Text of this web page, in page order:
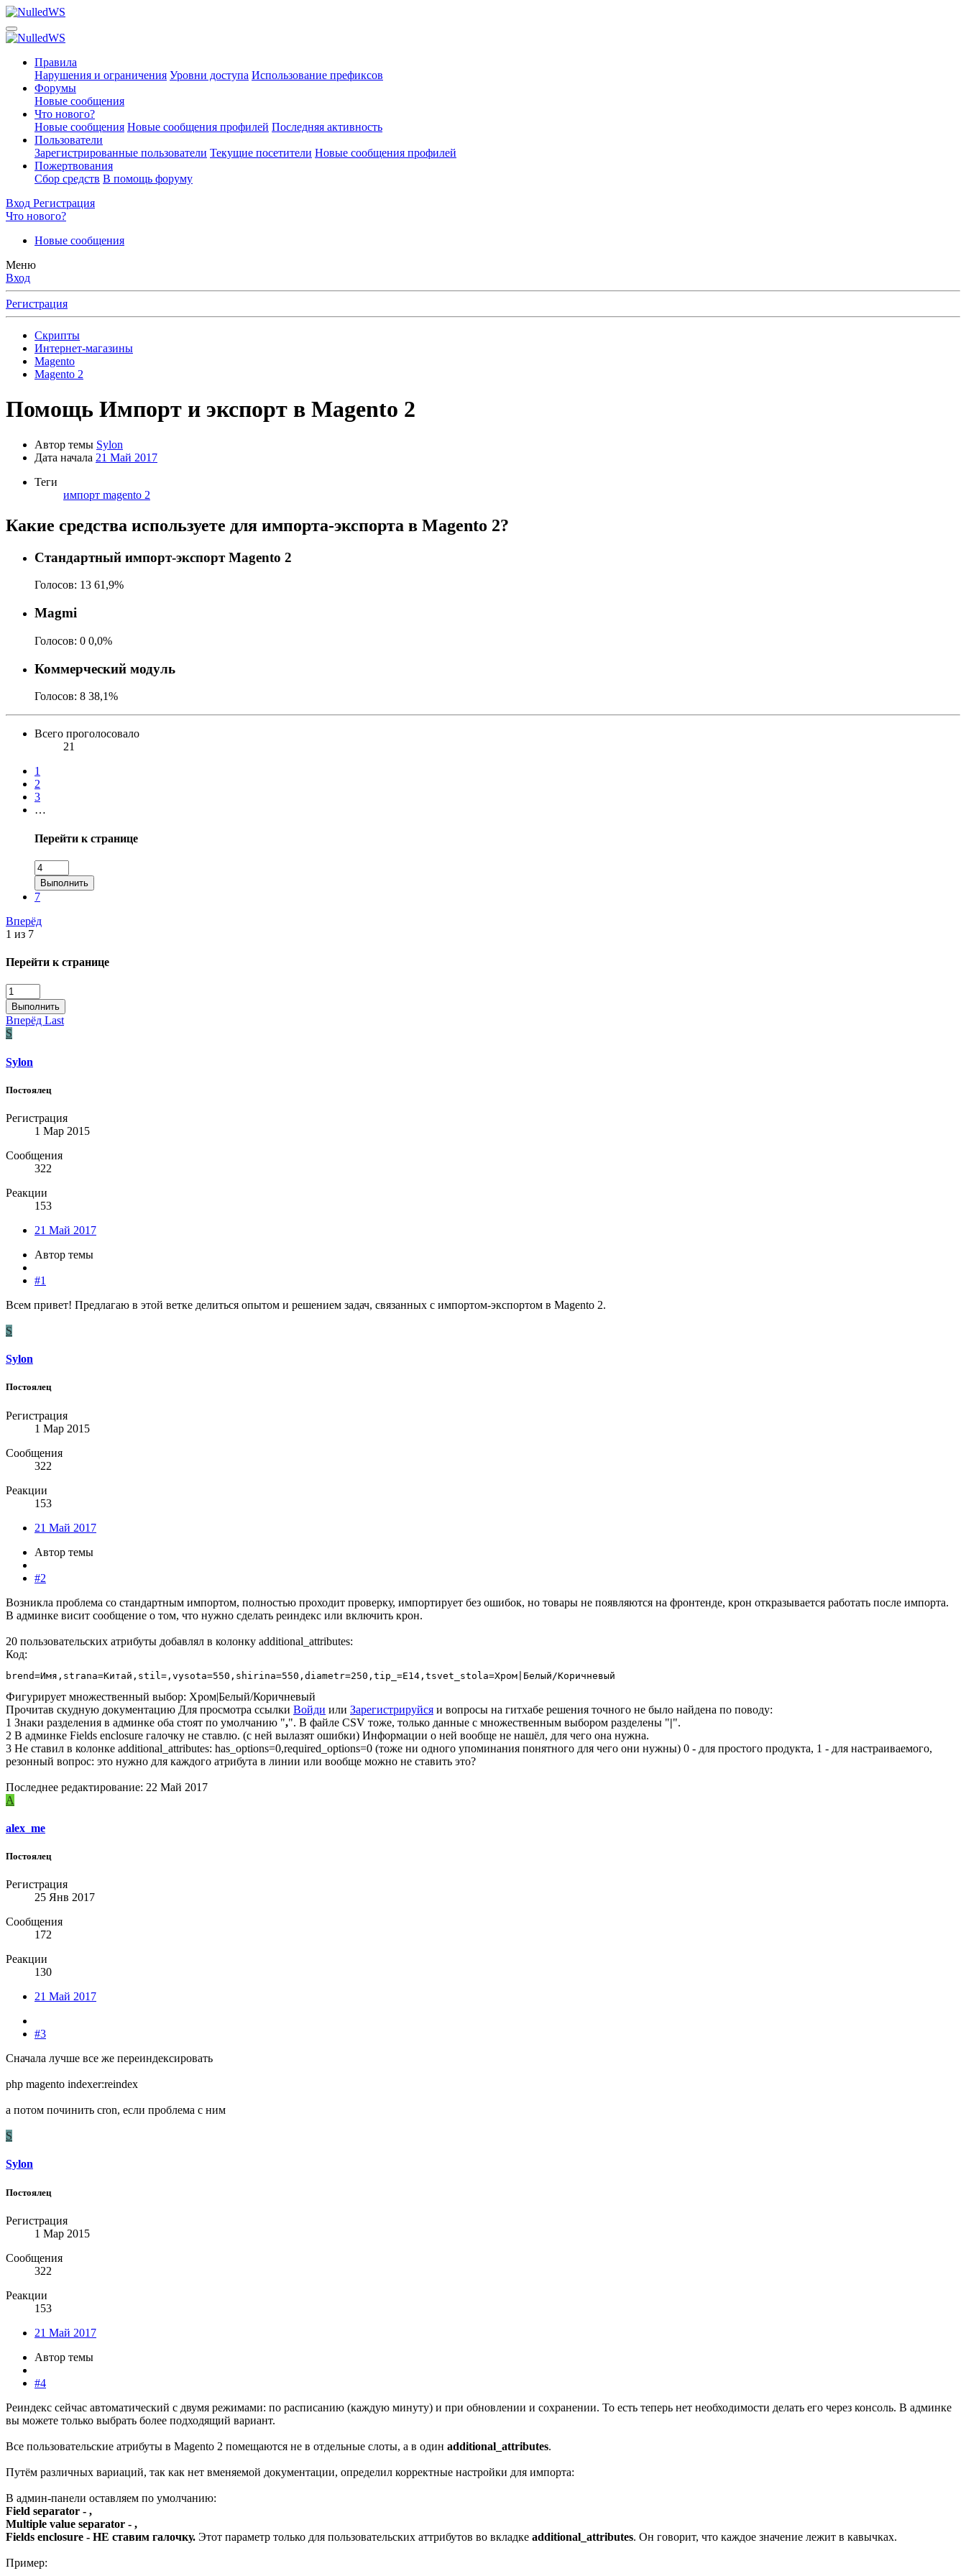
Правила
Нарушения и ограничения Уровни доступа Использование префиксов
Форумы
Новые сообщения
Что нового?
Новые сообщения Новые сообщения профилей Последняя активность
Пользователи
Зарегистрированные пользователи Текущие посетители Новые сообщения профилей
Пожертвования
Сбор средств В помощь форуму
Вход Регистрация
Что нового?
Новые сообщения
Меню
Вход
Регистрация
Скрипты
Интернет-магазины
Magento
Magento 2
Помощь Импорт и экспорт в Magento 2
Автор темы Sylon
Дата начала 21 Май 2017
Теги
импорт magento 2
Какие средства используете для импорта-экспорта в Magento 2?
Стандартный импорт-экспорт Magento 2
Голосов: 13 61,9%
Magmi
Голосов: 0 0,0%
Коммерческий модуль
Голосов: 8 38,1%
Всего проголосовало
21
1
2
3
…
Перейти к странице
Выполнить
7
Вперёд
1 из 7
Перейти к странице
Выполнить
Вперёд Last
S
Sylon
Постоялец
Регистрация
1 Мар 2015
Сообщения
322
Реакции
153
21 Май 2017
Автор темы
#1
Всем привет! Предлагаю в этой ветке делиться опытом и решением задач, связанных с импортом-экспортом в Magento 2.
S
Sylon
Постоялец
Регистрация
1 Мар 2015
Сообщения
322
Реакции
153
21 Май 2017
Автор темы
#2
Возникла проблема со стандартным импортом, полностью проходит проверку, импортирует без ошибок, но товары не появляются на фронтенде, крон откразывается работать после импорта.
В админке висит сообщение о том, что нужно сделать реиндекс или включить крон.
20 пользовательских атрибуты добавлял в колонку additional_attributes:
Код:
brend=Имя,strana=Китай,stil=,vysota=550,shirina=550,diametr=250,tip_=E14,tsvet_stola=Хром|Белый/Коричневый
Фигурирует множественный выбор: Хром|Белый/Коричневый
Прочитав скудную документацию Для просмотра ссылки Войди или Зарегистрируйся и вопросы на гитхабе решения точного не было найдена по поводу:
1 Знаки разделения в админке оба стоят по умолчанию ",". В файле CSV тоже, только данные с множественным выбором разделены "|".
2 В админке Fields enclosure галочку не ставлю. (с ней вылазят ошибки) Информации о ней вообще не нашёл, для чего она нужна.
3 Не ставил в колонке additional_attributes: has_options=0,required_options=0 (тоже ни одного упоминания понятного для чего они нужны) 0 - для простого продукта, 1 - для настраиваемого,
резонный вопрос: это нужно для каждого атрибута в линии или вообще можно не ставить это?
Последнее редактирование: 22 Май 2017
A
alex_me
Постоялец
Регистрация
25 Янв 2017
Сообщения
172
Реакции
130
21 Май 2017
#3
Сначала лучше все же переиндексировать
php magento indexer:reindex
а потом починить cron, если проблема с ним
S
Sylon
Постоялец
Регистрация
1 Мар 2015
Сообщения
322
Реакции
153
21 Май 2017
Автор темы
#4
Реиндекс сейчас автоматический с двумя режимами: по расписанию (каждую минуту) и при обновлении и сохранении. То есть теперь нет необходимости делать его через консоль. В админке
вы можете только выбрать более подходящий вариант.
Все пользовательские атрибуты в Magento 2 помещаются не в отдельные слоты, а в один additional_attributes.
Путём различных вариаций, так как нет вменяемой документации, определил корректные настройки для импорта:
В админ-панели оставляем по умолчанию:
Field separator - ,
Multiple value separator - ,
Fields enclosure - НЕ ставим галочку. Этот параметр только для пользовательских аттрибутов во вкладке additional_attributes. Он говорит, что каждое значение лежит в кавычках.
Пример: